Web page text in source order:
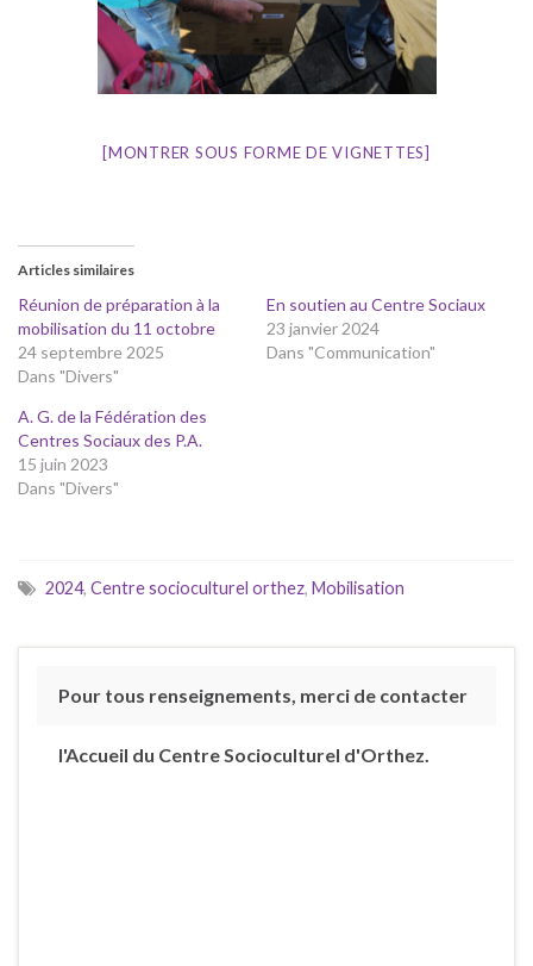
[MONTRER SOUS FORME DE VIGNETTES]
Articles similaires
Réunion de préparation à la
mobilisation du 11 octobre
24 septembre 2025
Dans "Divers"
En soutien au Centre Sociaux
23 janvier 2024
Dans "Communication"
A. G. de la Fédération des
Centres Sociaux des P.A.
15 juin 2023
Dans "Divers"
2024, Centre socioculturel orthez, Mobilisation
Pour tous renseignements, merci de contacter
l'Accueil du Centre Socioculturel d'Orthez.